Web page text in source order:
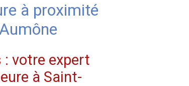
à proximité
: votre expert
à Saint-